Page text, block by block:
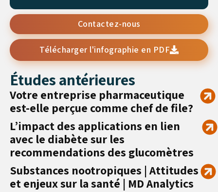
Contactez-nous
Télécharger l'infographie en PDF
Études antérieures
Votre entreprise pharmaceutique
est-elle perçue comme chef de file?
L’impact des applications en lien
avec le diabète sur les
recommendations des glucomètres
Substances nootropiques | Attitudes
et enjeux sur la santé | MD Analytics